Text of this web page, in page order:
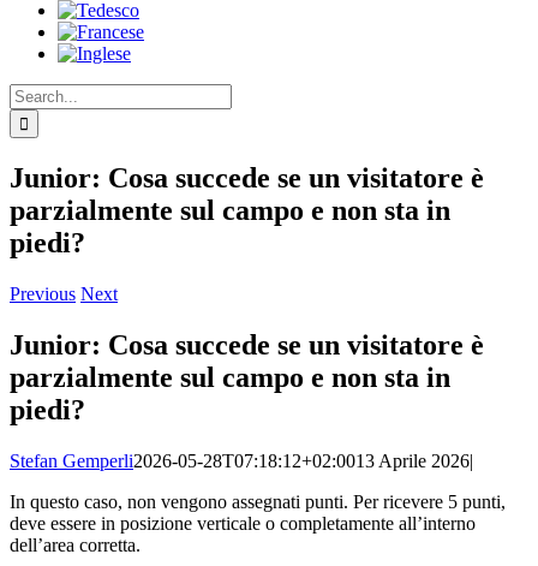
Search
for:
Junior: Cosa succede se un visitatore è
parzialmente sul campo e non sta in
piedi?
Previous Next
Junior: Cosa succede se un visitatore è
parzialmente sul campo e non sta in
piedi?
Stefan Gemperli2026-05-28T07:18:12+02:0013 Aprile 2026|
In questo caso, non vengono assegnati punti. Per ricevere 5 punti,
deve essere in posizione verticale o completamente all’interno
dell’area corretta.